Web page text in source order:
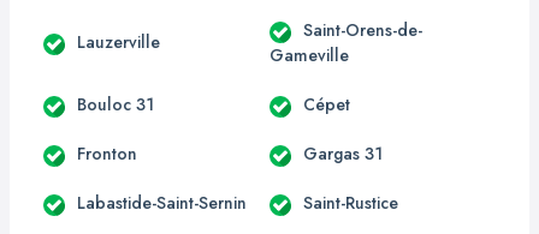
Lauzerville
Saint-Orens-de-
Gameville
Bouloc 31 Cépet
Fronton Gargas 31
Labastide-Saint-Sernin Saint-Rustice